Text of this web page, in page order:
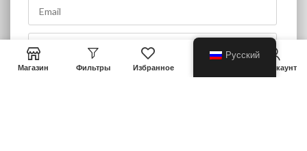
Русский
Магазин Фильтры Избранное Мой аккаунт